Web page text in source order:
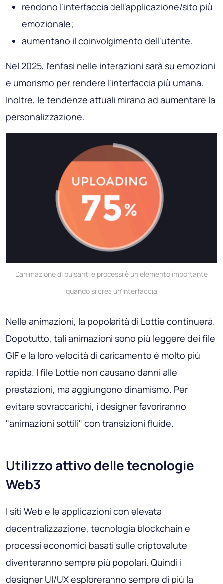
rendono l'interfaccia dell'applicazione/sito più
emozionale;
aumentano il coinvolgimento dell'utente.
Nel 2025, l'enfasi nelle interazioni sarà su emozioni
e umorismo per rendere l'interfaccia più umana.
Inoltre, le tendenze attuali mirano ad aumentare la
personalizzazione.
L'animazione di pulsanti e processi è un elemento importante
quando si crea un'interfaccia
Nelle animazioni, la popolarità di Lottie continuerà.
Dopotutto, tali animazioni sono più leggere dei file
GIF e la loro velocità di caricamento è molto più
rapida. I file Lottie non causano danni alle
prestazioni, ma aggiungono dinamismo. Per
evitare sovraccarichi, i designer favoriranno
"animazioni sottili" con transizioni fluide.
Utilizzo attivo delle tecnologie
Web3
I siti Web e le applicazioni con elevata
decentralizzazione, tecnologia blockchain e
processi economici basati sulle criptovalute
diventeranno sempre più popolari. Quindi i
designer UI/UX esploreranno sempre di più la